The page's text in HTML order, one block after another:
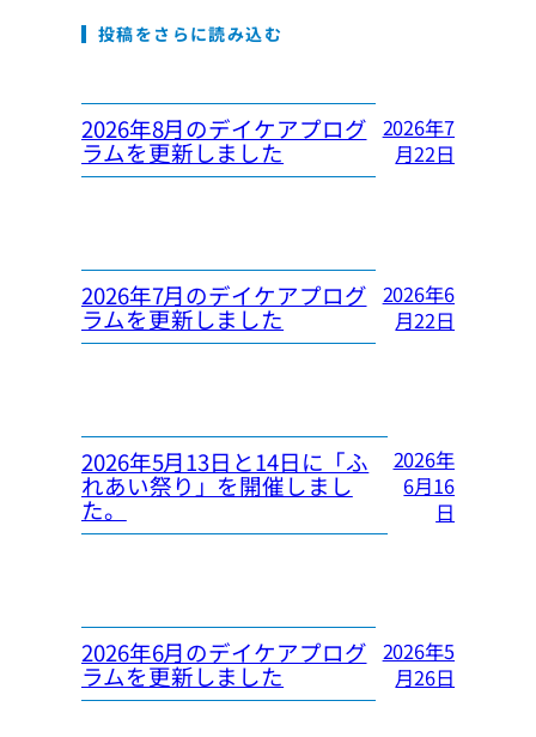
投稿をさらに読み込む
2026年8月のデイケアプログ
ラムを更新しました
2026年7
月22日
2026年7月のデイケアプログ
ラムを更新しました
2026年6
月22日
2026年5月13日と14日に「ふ
れあい祭り」を開催しまし
た。
2026年
6月16
日
2026年6月のデイケアプログ
ラムを更新しました
2026年5
月26日